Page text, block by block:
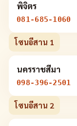
พิจิตร
081-685-1060
โซนอีสาน 1
นครราชสีมา
098-396-2501
โซนอีสาน 2